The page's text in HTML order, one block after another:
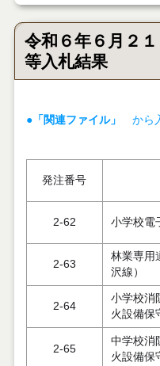
令和６年６月２
等入札結果
●「関連ファイル」 から
発注番号
2-62 小学校電
2-63
林業専用
沢線）
2-64
小学校消
火設備保
2-65
中学校消
火設備保